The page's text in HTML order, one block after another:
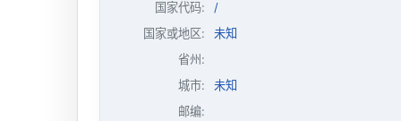
国家代码:
/
国家或地区:
未知
省州:
城市:
未知
邮编: